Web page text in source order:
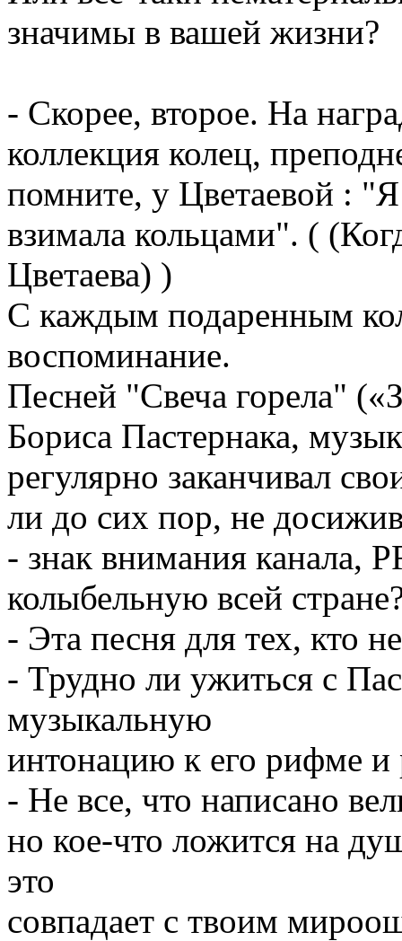
значимы в вашей жизни?
- Скорее, второе. На
коллекция колец,
помните, у Цветаевой :
взимала кольцами". (
Цветаева) )
С каждым подаренным
воспоминание.
Песней "Свеча горела"
Бориса Пастернака,
регулярно заканчивал
ли до сих пор, не
- знак внимания канала,
колыбельную всей
- Эта песня для тех, кто
- Трудно ли ужиться с
музыкальную
интонацию к его рифме и
- Не все, что написано
но кое-что ложится на
это
совпадает с твоим